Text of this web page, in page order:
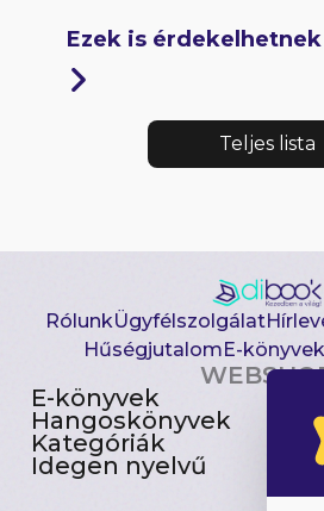
Ezek is érdekelhetnek
Teljes lista
RólunkÜgyfélszolgálat
Hűségjutalom E-
E-könyvek
Hangoskönyvek
Kategóriák
Idegen nyelvű